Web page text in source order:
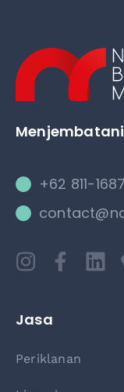
+62 811-
Jasa
Periklanan